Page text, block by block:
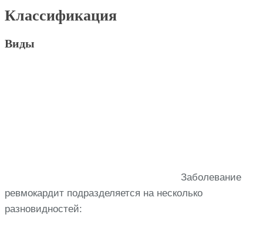
Классификация
Виды
Заболевание
ревмокардит подразделяется на несколько
разновидностей: